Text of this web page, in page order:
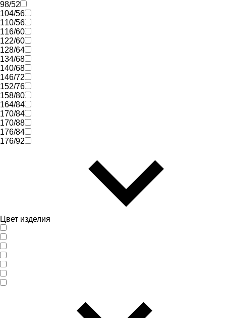
98/52
104/56
110/56
116/60
122/60
128/64
134/68
140/68
146/72
152/76
158/80
164/84
170/84
170/88
176/84
176/92
Цвет изделия